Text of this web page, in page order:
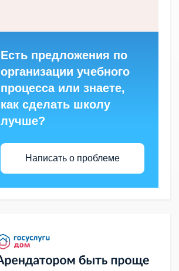
Есть предложения по
организации учебного
процесса или знаете,
как сделать школу
лучше?
Написать о проблеме